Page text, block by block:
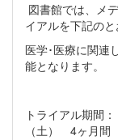
図書館では、メ
イアルを下記のと
医学･医療に関連
能となります。
トライアル期間
（土） 4ヶ月間